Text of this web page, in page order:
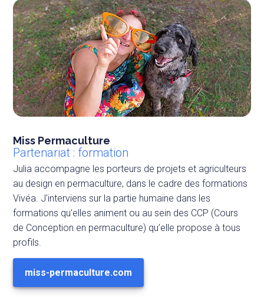
Miss Permaculture
Partenariat : formation
Julia accompagne les porteurs de projets et agriculteurs
au design en permaculture, dans le cadre des formations
Vivéa. J'interviens sur la partie humaine dans les
formations qu'elles animent ou au sein des CCP (Cours
de Conception en permaculture) qu’elle propose à tous
profils.
miss-permaculture.com